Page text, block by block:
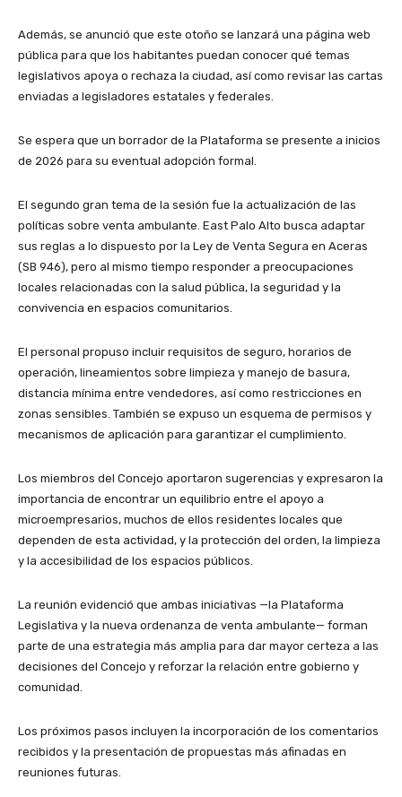
Además, se anunció que este otoño se lanzará una página web
pública para que los habitantes puedan conocer qué temas
legislativos apoya o rechaza la ciudad, así como revisar las cartas
enviadas a legisladores estatales y federales.
Se espera que un borrador de la Plataforma se presente a inicios
de 2026 para su eventual adopción formal.
El segundo gran tema de la sesión fue la actualización de las
políticas sobre venta ambulante. East Palo Alto busca adaptar
sus reglas a lo dispuesto por la Ley de Venta Segura en Aceras
(SB 946), pero al mismo tiempo responder a preocupaciones
locales relacionadas con la salud pública, la seguridad y la
convivencia en espacios comunitarios.
El personal propuso incluir requisitos de seguro, horarios de
operación, lineamientos sobre limpieza y manejo de basura,
distancia mínima entre vendedores, así como restricciones en
zonas sensibles. También se expuso un esquema de permisos y
mecanismos de aplicación para garantizar el cumplimiento.
Los miembros del Concejo aportaron sugerencias y expresaron la
importancia de encontrar un equilibrio entre el apoyo a
microempresarios, muchos de ellos residentes locales que
dependen de esta actividad, y la protección del orden, la limpieza
y la accesibilidad de los espacios públicos.
La reunión evidenció que ambas iniciativas —la Plataforma
Legislativa y la nueva ordenanza de venta ambulante— forman
parte de una estrategia más amplia para dar mayor certeza a las
decisiones del Concejo y reforzar la relación entre gobierno y
comunidad.
Los próximos pasos incluyen la incorporación de los comentarios
recibidos y la presentación de propuestas más afinadas en
reuniones futuras.